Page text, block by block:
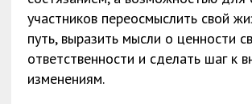
участников переосмыслить свой
путь, выразить мысли о ценности
ответственности и сделать шаг к
изменениям.